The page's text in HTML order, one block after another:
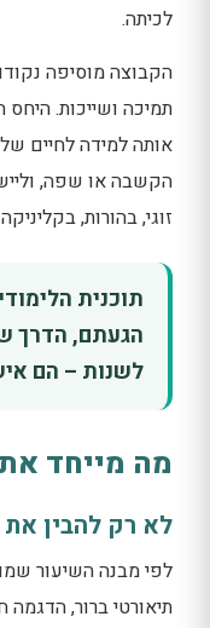
לכיתה.
הקבוצה מוסיפה
תמיכה ושייכות.
אותה למידה לחיים
הקשבה או שפה,
זוגי, בהורות,
תוכנית
הגעתם, הדרך
לשנות – הם
מה מייחד
לא רק להבין
לפי מבנה השיעור
תיאורטי ברור, הדגמה